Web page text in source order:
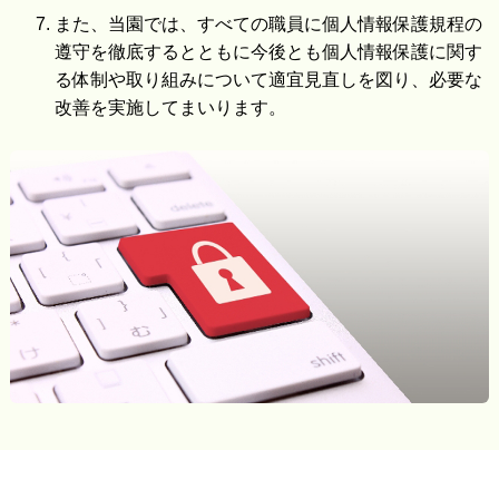
また、当園では、すべての職員に個人情報保護規程の
遵守を徹底するとともに今後とも個人情報保護に関す
る体制や取り組みについて適宜見直しを図り、必要な
改善を実施してまいります。